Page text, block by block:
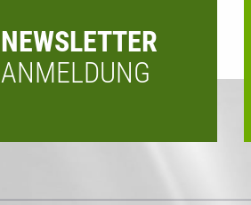
NEWSLETTER
ANMELDUNG